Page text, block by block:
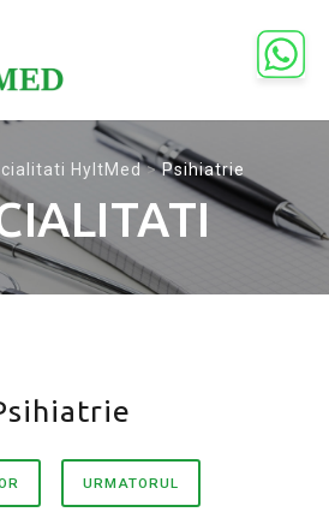
HyltMed>Psihiatrie
URMATORUL